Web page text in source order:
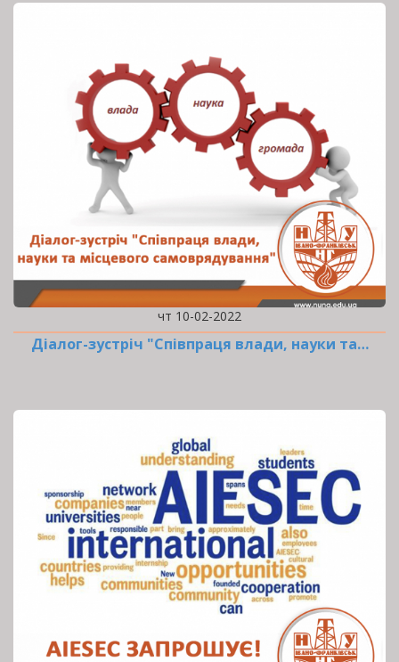
чт 10-02-2022
Діалог-зустріч "Співпраця влади, науки та…